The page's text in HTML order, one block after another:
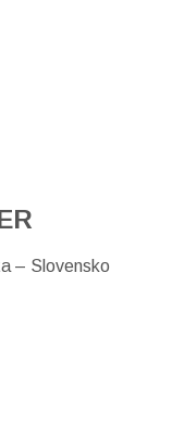
– Slovensko